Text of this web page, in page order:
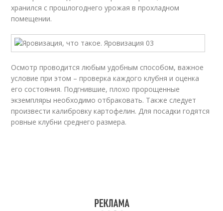
хранился с прошлогоднего урожая в прохладном
помещении.
Осмотр проводится любым удобным способом, важное
условие при этом – проверка каждого клубня и оценка
его состояния. Подгнившие, плохо пророщенные
экземпляры необходимо отбраковать. Также следует
произвести калибровку картофелин. Для посадки годятся
ровные клубни среднего размера.